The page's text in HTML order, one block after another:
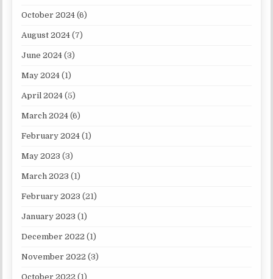
October 2024 (6)
August 2024 (7)
June 2024 (3)
May 2024 (1)
April 2024 (5)
March 2024 (6)
February 2024 (1)
May 2023 (3)
March 2023 (1)
February 2023 (21)
January 2023 (1)
December 2022 (1)
November 2022 (3)
October 2022 (1)